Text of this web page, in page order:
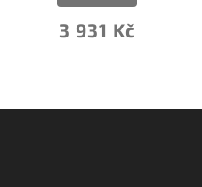
3 931 Kč